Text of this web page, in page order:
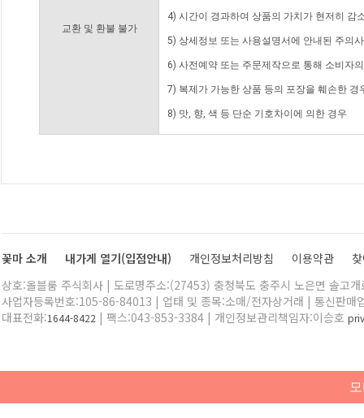
교환 및 환불 불가
4) 시간이 경과하여 상품의 가치가 현저히 감
5) 상세정보 또는 사용설명서에 안내된 주의
6) 사전예약 또는 주문제작으로 통해 소비자
7) 복제가 가능한 상품 등의 포장을 훼손한 경
8) 맛, 향, 색 등 단순 기호차이에 의한 경우
꽃마 소개 내가게 열기(입점안내) 개인정보처리방침 이용약관
상호:올블룸 주식회사 | 도로명주소:(27453) 충청북도 충주시 노은면 솔고
사업자등록번호:105-86-84013 | 업태 및 종목:소매/전자상거래 | 통신판매
대표전화:1644-8422 | 팩스:043-853-3384 | 개인정보관리책임자:이승호